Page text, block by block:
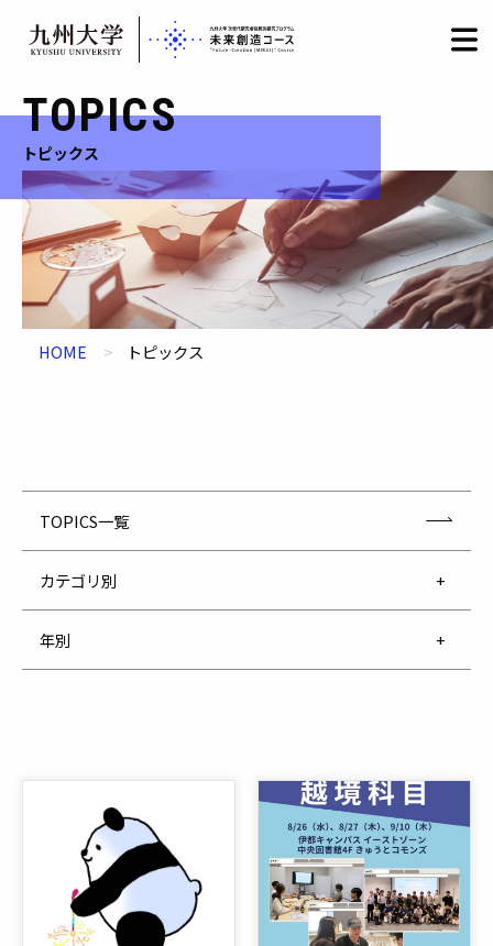
Skip
to
content
日本語 / English
TOPICS
トピックス
HOME トピックス
TOPICS一覧
カテゴリ別 +
年別 +